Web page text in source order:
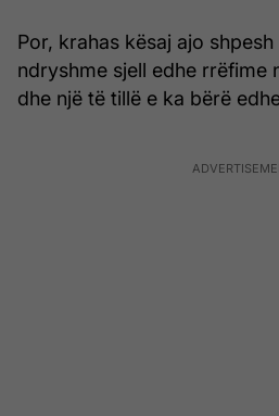
Por, krahas kësaj ajo
ndryshme sjell edhe rrëfime
dhe një të tillë e ka bërë